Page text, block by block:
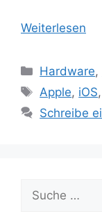
Weiterlesen
Kategorien
Hardware,
Apple, iOS,
Schreibe
nach: